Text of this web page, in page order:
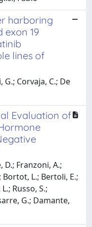
harboring
exon 19
lines of
G.; Corvaja, C.; De
Evaluation of
D.; Franzoni, A.;
Bortot, L.; Bertoli, E.;
Russo, S.;
G.; Damante,